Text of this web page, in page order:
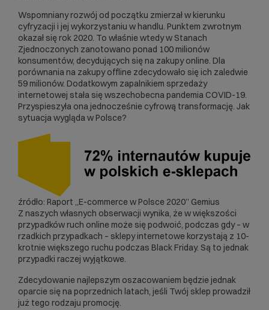
Wspomniany rozwój od początku zmierzał w kierunku
cyfryzacji i jej wykorzystaniu w handlu. Punktem zwrotnym
okazał się rok 2020. To właśnie wtedy w Stanach
Zjednoczonych zanotowano ponad 100 milionów
konsumentów, decydujących się na zakupy online. Dla
porównania na zakupy offline zdecydowało się ich zaledwie
59 milionów. Dodatkowym zapalnikiem sprzedaży
internetowej stała się wszechobecna pandemia COVID-19.
Przyspieszyła ona jednocześnie cyfrową transformację. Jak
sytuacja wygląda w Polsce?
źródło: Raport „E-commerce w Polsce 2020” Gemius
Z naszych własnych obserwacji wynika, że ​​w większości
przypadków ruch online może się podwoić, podczas gdy – w
rzadkich przypadkach – sklepy internetowe korzystają z 10-
krotnie większego ruchu podczas Black Friday. Są to jednak
przypadki raczej wyjątkowe.
Zdecydowanie najlepszym oszacowaniem będzie jednak
oparcie się na poprzednich latach, jeśli Twój sklep prowadził
już tego rodzaju promocję.